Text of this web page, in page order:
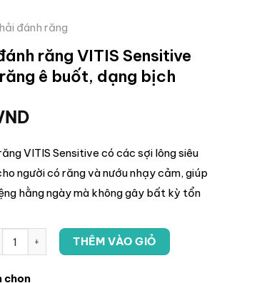
đánh răng
răng VITIS Sensitive
ê buốt, dạng bịch
VITIS Sensitive có các sợi lông siêu
người có răng và nướu nhạy cảm, giúp
hằng ngày mà không gây bất kỳ tổn
THÊM VÀO GIỎ
chọn